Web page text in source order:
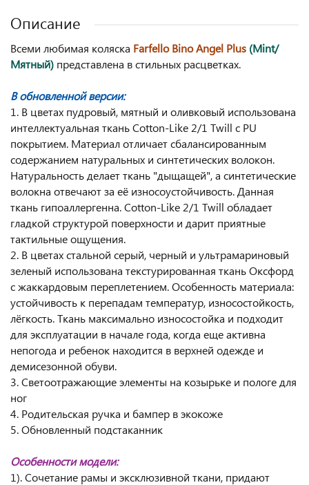
Описание
Всеми любимая коляска Farfello Bino Angel Plus (Mint/
Мятный) представлена в стильных расцветках.
В обновленной версии:
1. В цветах пудровый, мятный и оливковый использована
интеллектуальная ткань Cotton-Like 2/1 Twill с PU
покрытием. Материал отличает сбалансированным
содержанием натуральных и синтетических волокон.
Натуральность делает ткань "дыщащей", а синтетические
волокна отвечают за её износоустойчивость. Данная
ткань гипоаллергенна. Cotton-Like 2/1 Twill обладает
гладкой структурой поверхности и дарит приятные
тактильные ощущения.
2. В цветах стальной серый, черный и ультрамариновый
зеленый использована текстурированная ткань Оксфорд
с жаккардовым переплетением. Особенность материала:
устойчивость к перепадам температур, износостойкость,
лёгкость. Ткань максимально износостойка и подходит
для эксплуатации в начале года, когда еще активна
непогода и ребенок находится в верхней одежде и
демисезонной обуви.
3. Светоотражающие элементы на козырьке и пологе для
ног
4. Родительская ручка и бампер в экокоже
5. Обновленный подстаканник
Особенности модели:
1). Сочетание рамы и эксклюзивной ткани, придают